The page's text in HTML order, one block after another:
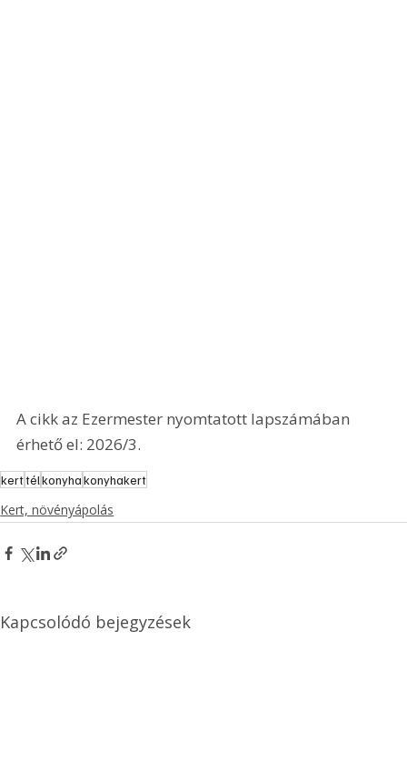
A cikk az Ezermester nyomtatott lapszámában
érhető el: 2026/3.
kerttélkonyhakonyhakert
Kert, növényápolás
Kapcsolódó bejegyzések